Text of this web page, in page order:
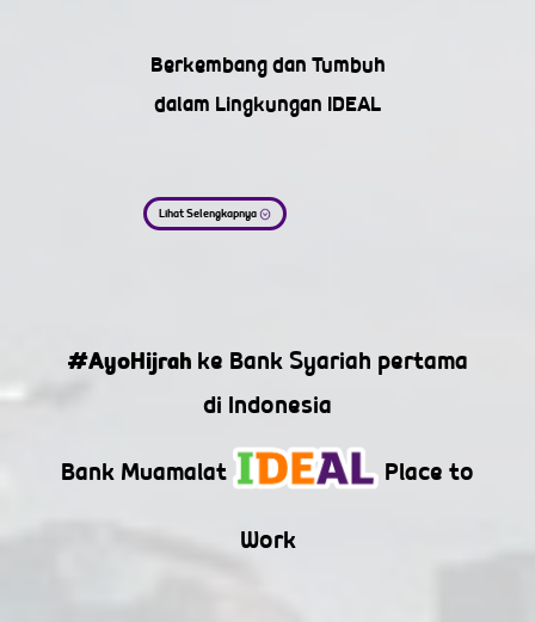
Berkembang dan Tumbuh
dalam Lingkungan IDEAL
Lihat Selengkapnya
#AyoHijrah ke Bank Syariah pertama
di Indonesia
Bank Muamalat Place to
Work